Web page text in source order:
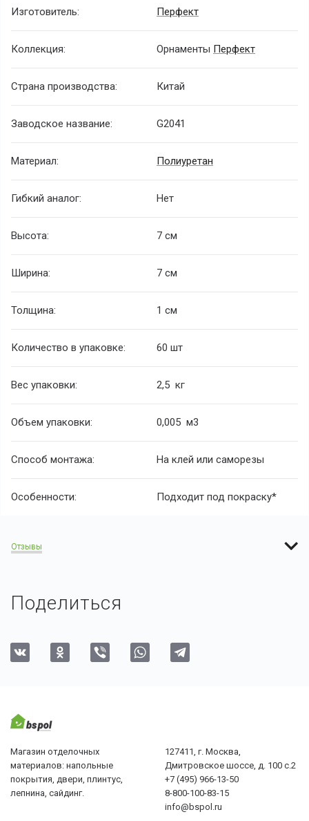
Изготовитель: Перфект
Коллекция: Орнаменты Перфект
Страна производства: Китай
Заводское название: G2041
Материал: Полиуретан
Гибкий аналог: Нет
Высота: 7 см
Ширина: 7 см
Толщина: 1 см
Количество в упаковке: 60 шт
Вес упаковки: 2,5 кг
Объем упаковки: 0,005 м3
Способ монтажа: На клей или саморезы
Особенности: Подходит под покраску*
Отзывы
Поделиться
Магазин отделочных
материалов: напольные
покрытия, двери, плинтус,
лепнина, сайдинг.
127411, г. Москва,
Дмитровское шоссе, д. 100 с.2
+7 (495) 966-13-50
8-800-100-83-15
info@bspol.ru